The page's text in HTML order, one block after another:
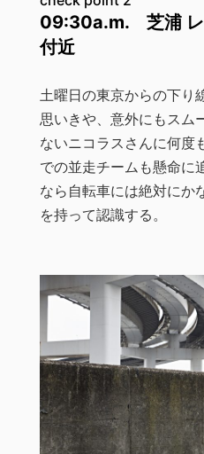
09:30a.m. 芝浦 レ
付近
土曜日の東京からの下り
思いきや、意外にもスム
ないニコラスさんに何度
での並走チームも懸命に
なら自転車には絶対にか
を持って認識する。